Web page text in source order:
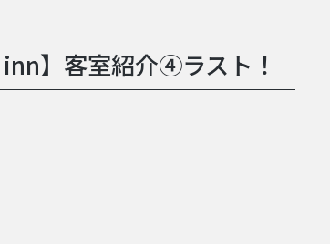
】客室紹介④ラスト！